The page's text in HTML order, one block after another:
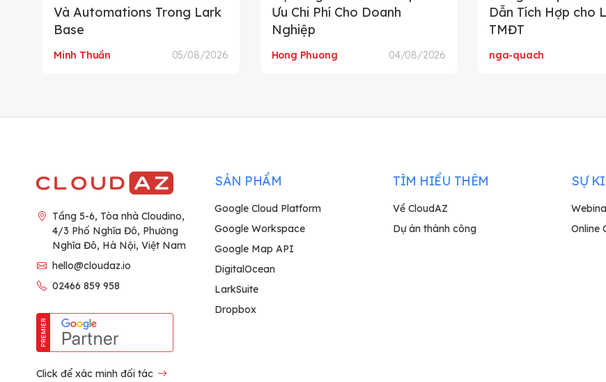
Và Automations Trong Lark
Base
Minh Thuần 05/08/2026
Ưu Chi Phí Cho Doanh
Nghiệp
Hong Phuong 04/08/2026
Dẫn Tích Hợp cho
TMĐT
nga-quach
Tầng 5-6, Tòa nhà Cloudino,
4/3 Phố Nghĩa Đô, Phường
Nghĩa Đô, Hà Nội, Việt Nam
hello@cloudaz.io
02466 859 958
Click để xác minh đối tác
SẢN PHẨM
Google Cloud Platform
Google Workspace
Google Map API
DigitalOcean
LarkSuite
Dropbox
TÌM HIỂU THÊM
Về CloudAZ
Dự án thành công
SỰ
Online